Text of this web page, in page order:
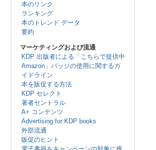
本のリンク
ランキング
本のトレンド データ
要約
マーケティングおよび流通
KDP 出版者による「こちらで提供中
Amazon」バッジの使用に関するガ
イドライン
本を販促する方法
KDP セレクト
著者セントラル
A+ コンテンツ
Advertising for KDP books
外部流通
販促のヒント